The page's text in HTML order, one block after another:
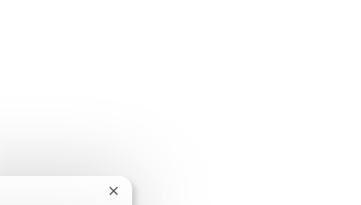
Închideți notificarea chatbot-ului